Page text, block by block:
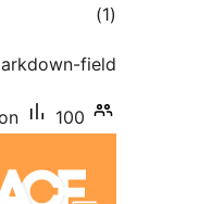
(1 דרוגים)
field.
100+ התקנות פעילות